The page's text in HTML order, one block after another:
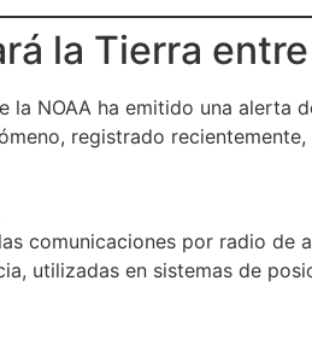
la Tierra
la NOAA ha emitido una
registrado
comunicaciones por radio
utilizadas en sistemas de